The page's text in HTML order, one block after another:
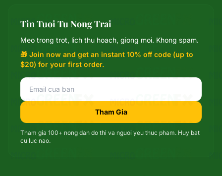
Tin Tuoi Tu Nong Trai
Meo trong trot, lich thu hoach, giong moi. Khong spam.
🎁 Join now and get an instant 10% off code (up to
$20) for your first order.
Tham Gia
Tham gia 100+ nong dan do thi va nguoi yeu thuc pham. Huy bat
cu luc nao.
Mixie
trợ lý microGREEN FX